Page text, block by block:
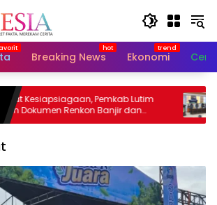
Breaking News Ekonomi
Kesiapsiagaan, Pemkab Lutim
Renkon Banjir dan